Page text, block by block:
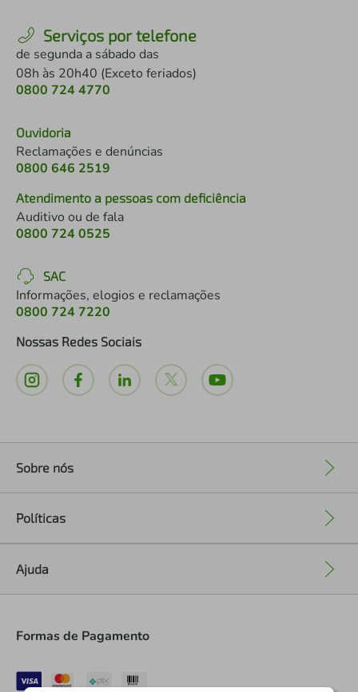
Serviços por telefone
de segunda a sábado das
08h às 20h40 (Exceto feriados)
0800 724 4770
Ouvidoria
Reclamações e denúncias
0800 646 2519
Atendimento a pessoas com deficiência
Auditivo ou de fala
0800 724 0525
SAC
Informações, elogios e reclamações
0800 724 7220
Nossas Redes Sociais
Sobre nós
Políticas
Ajuda
Formas de Pagamento